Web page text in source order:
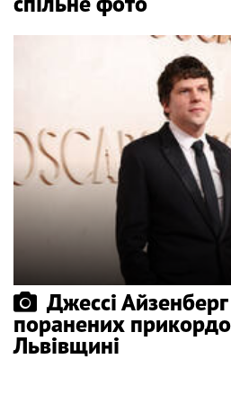
Джессі Айзенберг
поранених
Львівщині